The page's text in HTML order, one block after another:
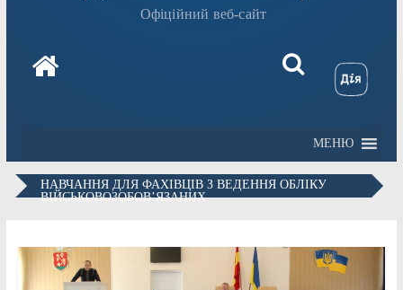
Офіційний веб-сайт
МЕНЮ
НАВЧАННЯ ДЛЯ ФАХІВЦІВ З ВЕДЕННЯ ОБЛІКУ
ВІЙСЬКОВОЗОБОВ’ЯЗАНИХ